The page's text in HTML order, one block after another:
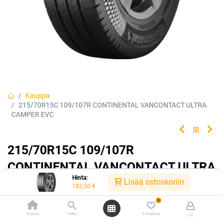
Hinta:
183,50 € Lisää ostoskoriin
Etusivu Haku
0
Toivelista Tili
Kauppa
215/70R15C 109/107R CONTINENTAL VANCONTACT ULTRA
CAMPER EVC
215/70R15C 109/107R
CONTINENTAL VANCONTACT ULTRA
CAMPER EVC
4019238818970 Tuotekoodi:232264
183,50€